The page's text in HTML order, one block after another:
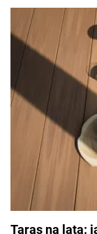
Taras na lata: